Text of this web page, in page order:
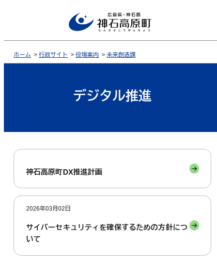
ホーム > 行政サイト > 役場案内 > 未来創造課
デジタル推進
神石高原町DX推進計画
2026年03月02日
サイバーセキュリティを確保するための方針につ
いて